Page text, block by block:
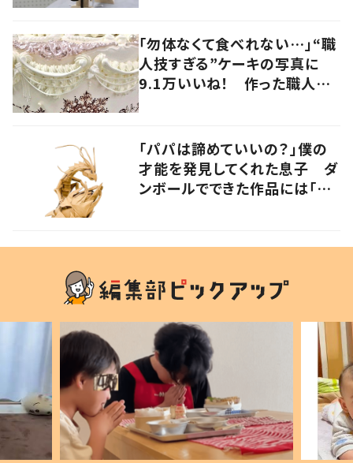
「勿体なくて食べれない…」“職
人技すぎる”ケーキの写真に
9.1万いいね！ 作った職人に
「パパは諦めていいの？」僕の
才能を発見してくれた息子 ダ
ンボールでできた作品には「生